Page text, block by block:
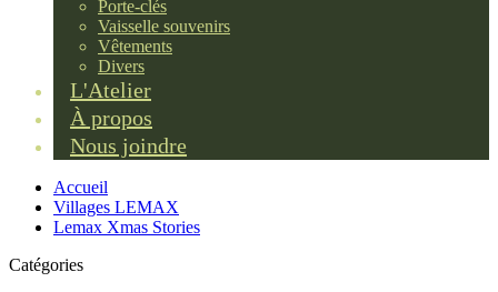
Porte-clés
Vaisselle souvenirs
Vêtements
Divers
L'Atelier
À propos
Nous joindre
Accueil
Villages LEMAX
Lemax Xmas Stories
Catégories